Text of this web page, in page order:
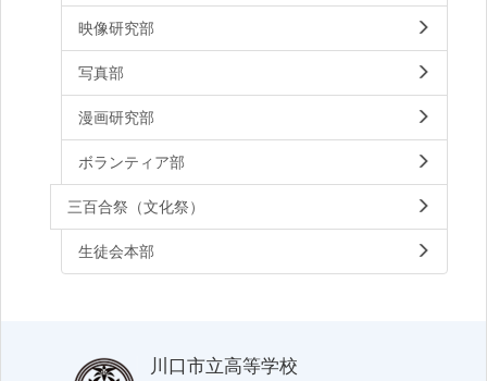
映像研究部
写真部
漫画研究部
ボランティア部
三百合祭（文化祭）
生徒会本部
川口市立高等学校